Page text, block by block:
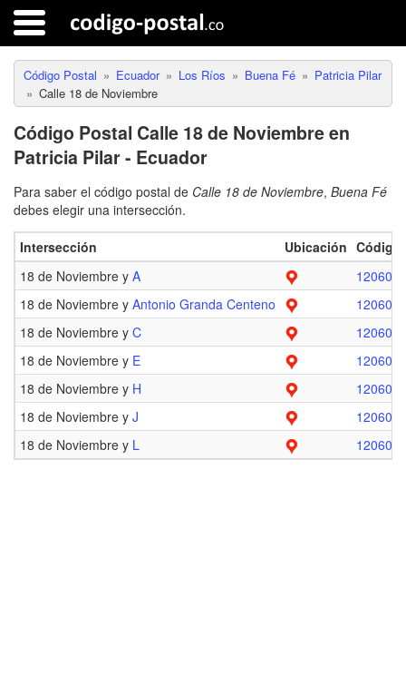
Código Postal Ecuador Los Ríos Buena Fé
Patricia Pilar
Calle 18 de Noviembre
Código Postal Calle 18 de Noviembre en
Patricia Pilar - Ecuador
Para saber el código postal de Calle 18 de Noviembre, Buena Fé
debes elegir una intersección.
Intersección Ubicación Código
18 de Noviembre y A
120607
18 de Noviembre y Antonio Granda Centeno
120607
18 de Noviembre y C
120607
18 de Noviembre y E
120607
18 de Noviembre y H
120607
18 de Noviembre y J
120607
18 de Noviembre y L 120607